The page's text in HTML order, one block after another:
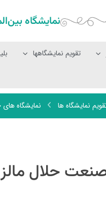
نمایشگاه
تقویم نمایشگاهها
نمایشگاه ها نمایشگاه
صنعت حلال